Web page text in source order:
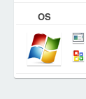
OS